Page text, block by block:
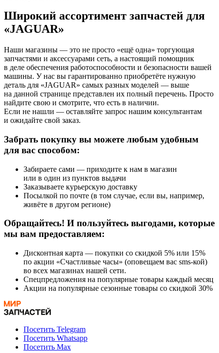
Широкий ассортимент запчастей для
«JAGUAR»
Наши магазины — это не просто «ещё одна» торгующая
запчастями и аксессуарами сеть, а настоящий помощник
в деле обеспечения работоспособности и безопасности вашей
машины. У нас вы гарантированно приобретёте нужную
деталь для «JAGUAR» самых разных моделей — выше
на данной странице представлен их полный перечень. Просто
найдите свою и смотрите, что есть в наличии.
Если не нашли — оставляйте запрос нашим консультантам
и ожидайте свой заказ.
Забрать покупку вы можете любым удобным
для вас способом:
Забираете сами — приходите к нам в магазин
или в один из пунктов выдачи
Заказываете курьерскую доставку
Посылкой по почте (в том случае, если вы, например,
живёте в другом регионе)
Обращайтесь! И пользуйтесь выгодами, которые
мы вам предоставляем:
Дисконтная карта — покупки со скидкой 5% или 15%
по акции «Счастливые часы» (оповещаем вас sms-кой)
во всех магазинах нашей сети.
Спецпредложения на популярные товары каждый месяц
Акции на популярные сезонные товары со скидкой 30%
Посетить Telegram
Посетить Whatsapp
Посетить Max